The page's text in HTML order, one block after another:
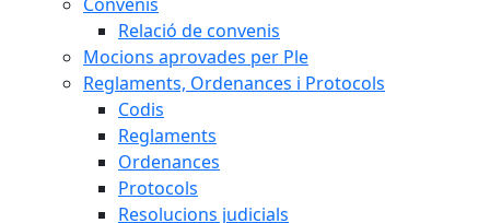
Relació de convenis
Mocions aprovades per Ple
Reglaments, Ordenances i Protocols
Codis
Reglaments
Ordenances
Protocols
Resolucions judicials